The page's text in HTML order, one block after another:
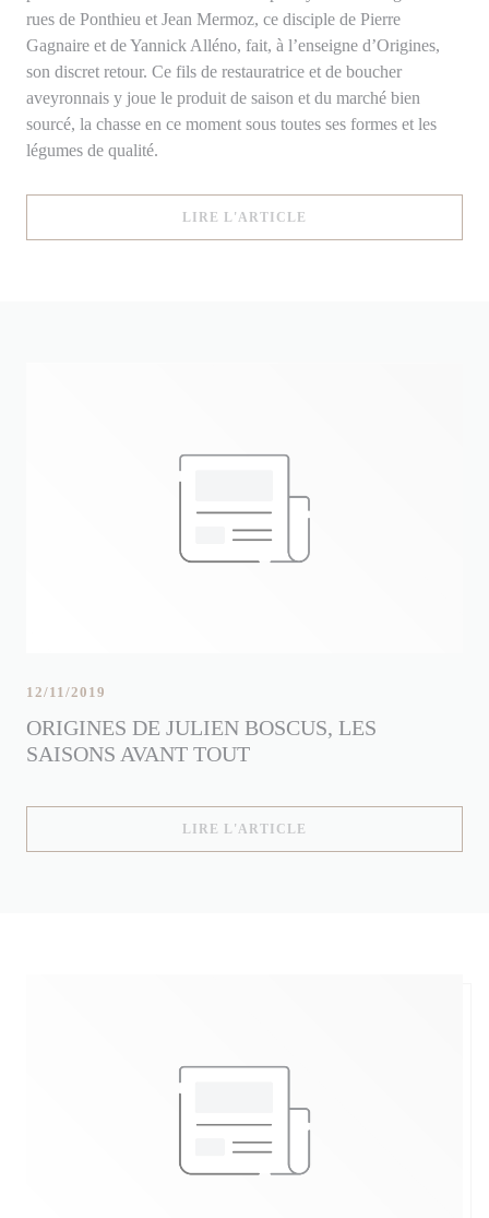
rues de Ponthieu et Jean Mermoz, ce disciple de Pierre
Gagnaire et de Yannick Alléno, fait, à l’enseigne d’Origines,
son discret retour. Ce fils de restauratrice et de boucher
aveyronnais y joue le produit de saison et du marché bien
sourcé, la chasse en ce moment sous toutes ses formes et les
légumes de qualité.
LIRE L'ARTICLE
ORIGINES DE JULIEN BOSCUS, LES
SAISONS AVANT TOUT
12/11/2019
LIRE L'ARTICLE